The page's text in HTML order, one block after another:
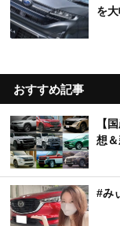
を
おすすめ記事
【
想
#み